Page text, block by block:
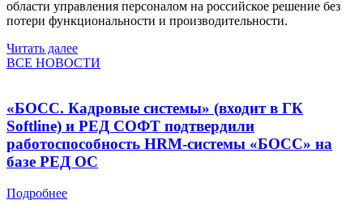
области управления персоналом на российское решение без
потери функциональности и производительности.
Читать далее
ВСЕ НОВОСТИ
«БОСС. Кадровые системы» (входит в ГК
Softline) и РЕД СОФТ подтвердили
работоспособность HRM-системы «БОСС» на
базе РЕД ОС
Подробнее